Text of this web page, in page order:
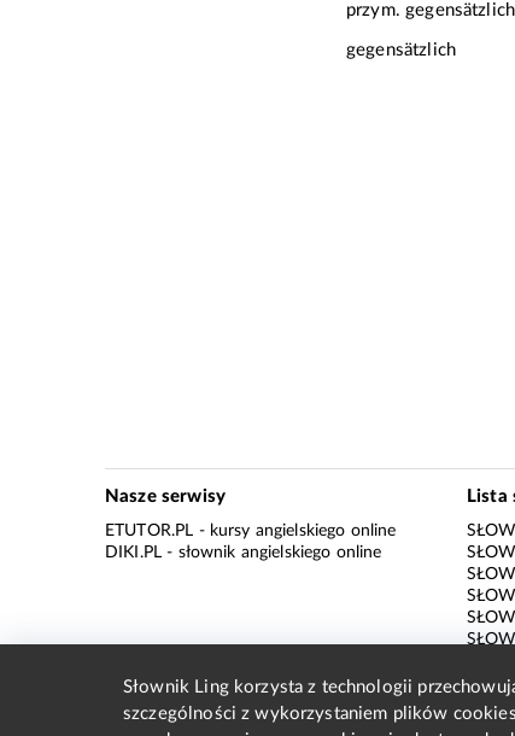
przym. gegensätzlich
gegensätzlich
Nasze serwisy
ETUTOR.PL - kursy angielskiego online
DIKI.PL - słownik angielskiego online
Lista
Słownik Ling korzysta z technologii
szczególności z wykorzystaniem plików